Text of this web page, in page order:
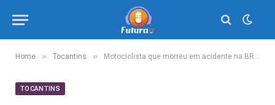
Home » Tocantins » Motociclista que morreu em acidente na BR-010 tocava na igreja e trabalhava em oficina: ‘Cheio de sonhos’, diz primo
TOCANTINS